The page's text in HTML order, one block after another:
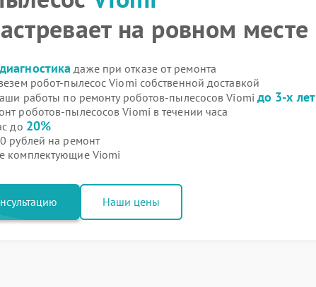
на ровном месте
даже при отказе от ремонта
робот-пылесос Viomi собственной доставкой
работы по ремонту роботов-пылесосов Viomi до 3-х лет
роботов-пылесосов Viomi в течении часа
до 20%
рублей на ремонт
комплектующие Viomi
Наши цены